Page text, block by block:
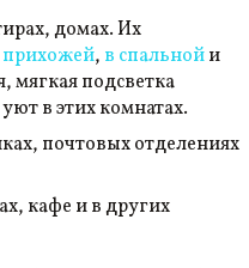
домах. Их
прихожей, в спальнойи
мягкая подсветка
в этих комнатах.
почтовых отделениях
кафе и в других